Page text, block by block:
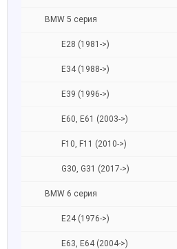
BMW 5 серия
E28 (1981->)
E34 (1988->)
E39 (1996->)
E60, E61 (2003->)
F10, F11 (2010->)
G30, G31 (2017->)
BMW 6 серия
E24 (1976->)
E63, E64 (2004->)